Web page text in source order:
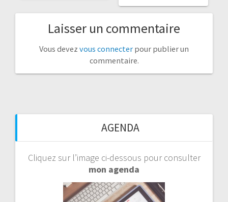
Laisser un commentaire
Vous devez vous connecter pour publier un
commentaire.
AGENDA
Cliquez sur l’image ci-dessous pour consulter
mon agenda